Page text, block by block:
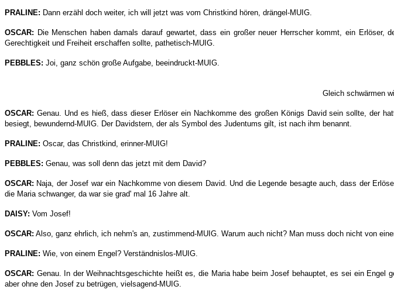
PRALINE: Dann erzähl doch weiter, ich will jetzt was vom Christkind hören, drängel-MUIG.
OSCAR: Die Menschen haben damals darauf gewartet, dass ein großer neuer Herrscher kommt, ein
Gerechtigkeit und Freiheit erschaffen sollte, pathetisch-MUIG.
PEBBLES: Joi, ganz schön große Aufgabe, beeindruckt-MUIG.
Gleich schwärmen
OSCAR: Genau. Und es hieß, dass dieser Erlöser ein Nachkomme des großen Königs David sein sollte, der
besiegt, bewundernd-MUIG. Der Davidstern, der als Symbol des Judentums gilt, ist nach ihm benannt.
PRALINE: Oscar, das Christkind, erinner-MUIG!
PEBBLES: Genau, was soll denn das jetzt mit dem David?
OSCAR: Naja, der Josef war ein Nachkomme von diesem David. Und die Legende besagte auch, dass der
die Maria schwanger, da war sie grad' mal 16 Jahre alt.
DAISY: Vom Josef!
OSCAR: Also, ganz ehrlich, ich nehm's an, zustimmend-MUIG. Warum auch nicht? Man muss doch nicht von
PRALINE: Wie, von einem Engel? Verständnislos-MUIG.
OSCAR: Genau. In der Weihnachtsgeschichte heißt es, die Maria habe beim Josef behauptet, es sei ein
aber ohne den Josef zu betrügen, vielsagend-MUIG.